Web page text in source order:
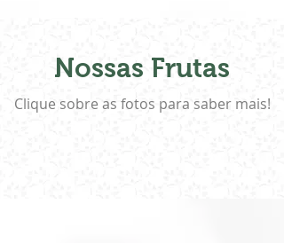
Nossas Frutas
Clique sobre as fotos para saber mais!